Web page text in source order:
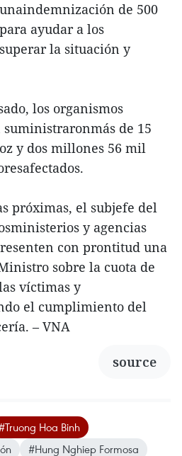
de 500
ayudar a los
la situación y
los organismos
de 15
y dos millones 56 mil
próximas, el subjefe del
y agencias
con prontitud una
sobre la cuota de
víctimas y
el cumplimiento del
– VNA
source
Hoa Binh
#Hung Nghiep Formosa